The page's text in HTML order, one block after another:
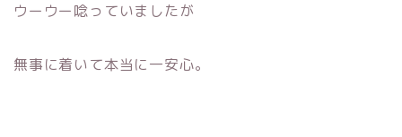
ウーウー唸っていましたが
無事に着いて本当に一安心。